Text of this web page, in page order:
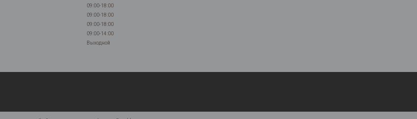
09:00-18:00
09:00-18:00
09:00-18:00
09:00-14:00
Выходной